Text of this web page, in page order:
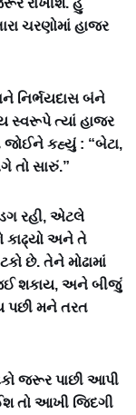
રાખીશ. હું
ચરણોમાં હાજર
નિર્ભયદાસ બંને
સ્વરૂપે ત્યાં હાજર
કહ્યું : “બેટા,
તો સારું.”
રહી, એટલે
કાઢ્યો અને તે
છે. તેને મોઢામાં
જઈ શકાય, અને બીજું
પછી મને તરત
જરૂર પાછી આપી
તો આખી જિદગી